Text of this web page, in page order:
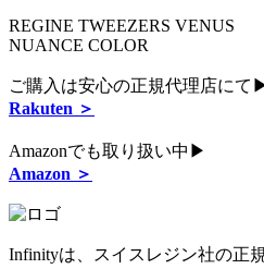
REGINE TWEEZERS VENUS
NUANCE COLOR
ご購入は安心の正規代理店にて
Rakuten ＞
Amazonでも取り扱い中▶
Amazon ＞
Infinityは、スイスレジン社の正